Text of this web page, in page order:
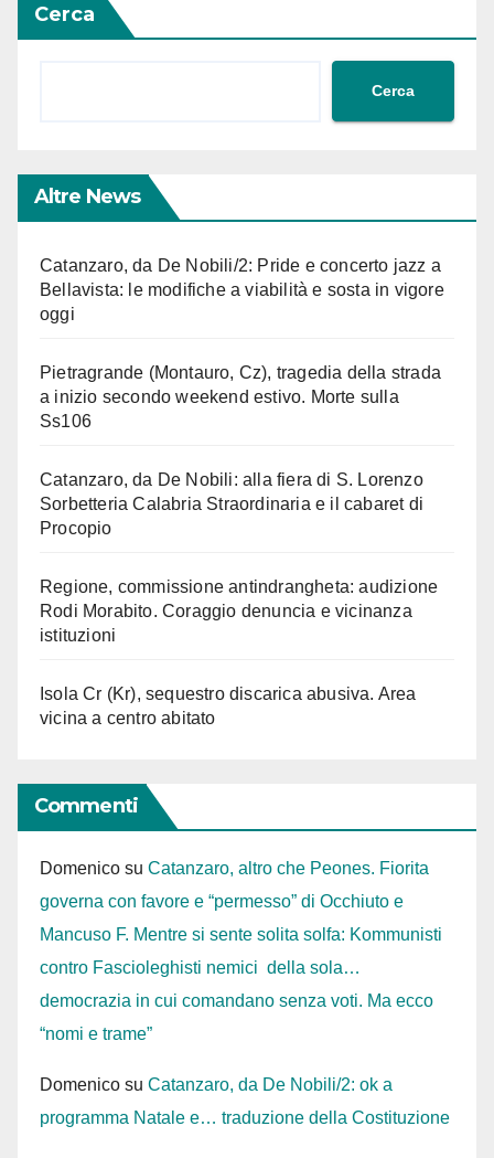
Cerca
Cerca
Altre News
Catanzaro, da De Nobili/2: Pride e concerto jazz a
Bellavista: le modifiche a viabilità e sosta in vigore
oggi
Pietragrande (Montauro, Cz), tragedia della strada
a inizio secondo weekend estivo. Morte sulla
Ss106
Catanzaro, da De Nobili: alla fiera di S. Lorenzo
Sorbetteria Calabria Straordinaria e il cabaret di
Procopio
Regione, commissione antindrangheta: audizione
Rodi Morabito. Coraggio denuncia e vicinanza
istituzioni
Isola Cr (Kr), sequestro discarica abusiva. Area
vicina a centro abitato
Commenti
Domenico su Catanzaro, altro che Peones. Fiorita
governa con favore e “permesso” di Occhiuto e
Mancuso F. Mentre si sente solita solfa: Kommunisti
contro Fascioleghisti nemici della sola…
democrazia in cui comandano senza voti. Ma ecco
“nomi e trame”
Domenico su Catanzaro, da De Nobili/2: ok a
programma Natale e… traduzione della Costituzione